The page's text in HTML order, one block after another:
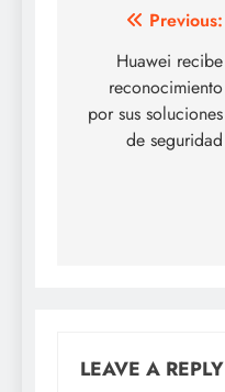
Post
navigation
Previous:
Huawei recibe
reconocimiento
por sus soluciones
de seguridad
LEAVE A REPLY